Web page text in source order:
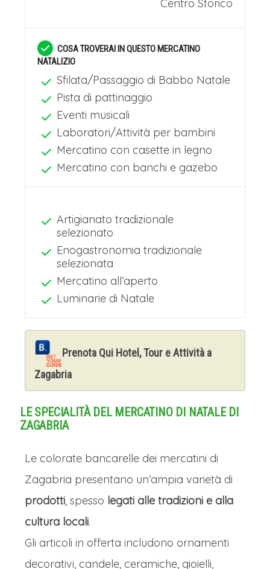
Centro Storico
COSA TROVERAI IN QUESTO MERCATINO
NATALIZIO
Sfilata/Passaggio di Babbo Natale
Pista di pattinaggio
Eventi musicali
Laboratori/Attività per bambini
Mercatino con casette in legno
Mercatino con banchi e gazebo
Artigianato tradizionale
selezionato
Enogastronomia tradizionale
selezionata
Mercatino all’aperto
Luminarie di Natale
Prenota Qui Hotel, Tour e Attività a
Zagabria
LE SPECIALITÀ DEL MERCATINO DI NATALE DI
ZAGABRIA
Le colorate bancarelle dei mercatini di
Zagabria presentano un’ampia varietà di
prodotti, spesso legati alle tradizioni e alla
cultura locali.
Gli articoli in offerta includono ornamenti
decorativi, candele, ceramiche, gioielli,